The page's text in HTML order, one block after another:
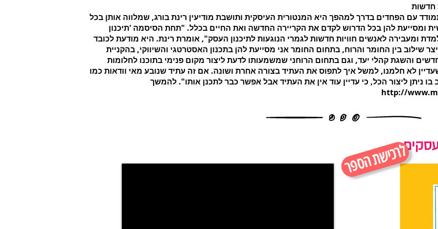
חדשות
עם הפחדים בדרך למהפך היא המנטורית העיסקית ותושבת מודיעין רינת בורג, שמלווה אותן בכל
ומסייעת להן בכל הדרוש לקדם את הקריירה החדשה ואת החיים בכלל. "תחת הסיסמה 'תיכנון
ומעבירה לאנשים חוויות חדשות לגמרי הנוגעות לתיכנון העסק", אומרת רינת. היא מודעת לכובד
שילוב בין החומר והרוח, בתחום החומר אני מסייעת להן בתכנון האסטרטגי והשיווקי, בהקניית
והשגת קהלי יעד, וגם בתחום הרוחני שמשמעותו לדעת ליצור מקום פנימי בתוכנו לחלומות
לא חלמנו, למשל איך לתפוס את העתיד בצורה אחרת ושונה. אם זה עתיד שנובע מאי וודאות כמו
ניתן ליצור הכל, כי עדיין עוד אין את העתיד אבל אפשר כבר לתכנן אותו". להמשך
http://
לרכישת הספר